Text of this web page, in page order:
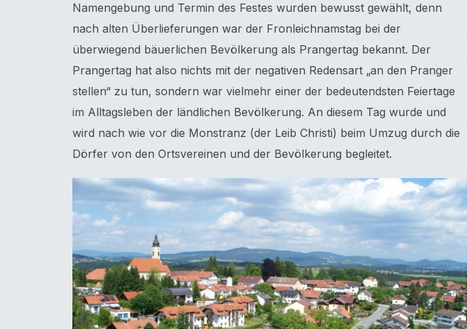
Namengebung und Termin des Festes wurden bewusst gewählt, denn
nach alten Überlieferungen war der Fronleichnamstag bei der
überwiegend bäuerlichen Bevölkerung als Prangertag bekannt. Der
Prangertag hat also nichts mit der negativen Redensart „an den Pranger
stellen“ zu tun, sondern war vielmehr einer der bedeutendsten Feiertage
im Alltagsleben der ländlichen Bevölkerung. An diesem Tag wurde und
wird nach wie vor die Monstranz (der Leib Christi) beim Umzug durch die
Dörfer von den Ortsvereinen und der Bevölkerung begleitet.